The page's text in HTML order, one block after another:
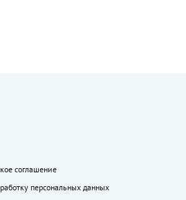
соглашение
персональных данных